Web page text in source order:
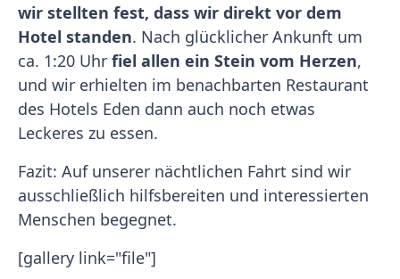
wir stellten fest, dass wir direkt vor dem
Hotel standen. Nach glücklicher Ankunft um
ca. 1:20 Uhr fiel allen ein Stein vom Herzen,
und wir erhielten im benachbarten Restaurant
des Hotels Eden dann auch noch etwas
Leckeres zu essen.
Fazit: Auf unserer nächtlichen Fahrt sind wir
ausschließlich hilfsbereiten und interessierten
Menschen begegnet.
[gallery link="file"]